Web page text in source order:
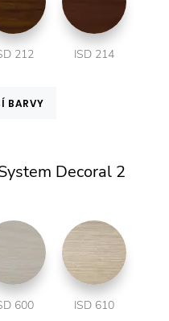
212 ISD 214
BARVY
Decoral 2
600 ISD 610